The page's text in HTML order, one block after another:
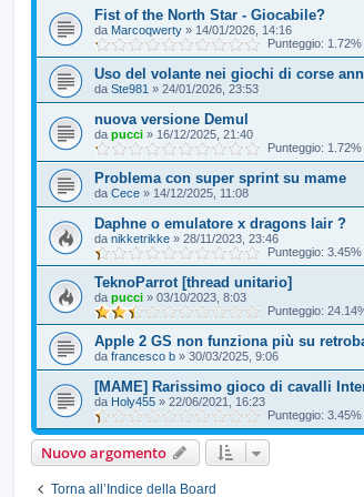
Fist of the North Star - Giocabile?
da Marcoqwerty » 14/01/2026, 14:16
Punteggio: 1.72%
Uso del volante nei giochi di corse
da Ste981 » 24/01/2026, 23:53
nuova versione Demul
da pucci » 16/12/2025, 21:40
Punteggio: 1.72%
Problema con super sprint su mame
da Cece » 14/12/2025, 11:08
Daphne o emulatore x dragons lair ?
da nikketrikke » 28/11/2023, 23:46
Punteggio: 3.45%
TeknoParrot [thread unitario]
da pucci » 03/10/2023, 8:03
Punteggio:
Apple 2 GS non funziona più su
da francesco b » 30/03/2025, 9:06
[MAME] Rarissimo gioco di cavalli
da Holy455 » 22/06/2021, 16:23
Punteggio: 3.45%
Nuovo argomento
Torna all’Indice della Board